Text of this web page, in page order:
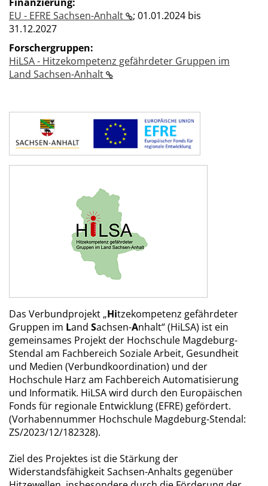
EU - EFRE Sachsen-Anhalt
; 01.01.2024 bis
31.12.2027
Forschergruppen:
HiLSA - Hitzekompetenz gefährdeter Gruppen im
Land Sachsen-Anhalt
Das Verbundprojekt „Hitzekompetenz gefährdeter
Gruppen im Land Sachsen-Anhalt“ (HiLSA) ist ein
gemeinsames Projekt der Hochschule Magdeburg-
Stendal am Fachbereich Soziale Arbeit, Gesundheit
und Medien (Verbundkoordination) und der
Hochschule Harz am Fachbereich Automatisierung
und Informatik. HiLSA wird durch den Europäischen
Fonds für regionale Entwicklung (EFRE) gefördert.
(Vorhabennummer Hochschule Magdeburg-Stendal:
ZS/2023/12/182328).
Ziel des Projektes ist die Stärkung der
Widerstandsfähigkeit Sachsen-Anhalts gegenüber